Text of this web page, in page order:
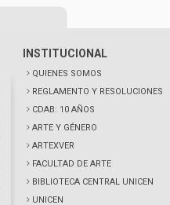
INSTITUCIONAL
QUIENES SOMOS
REGLAMENTO Y RESOLUCIONES
CDAB: 10 AÑOS
ARTE Y GÉNERO
ARTEXVER
FACULTAD DE ARTE
BIBLIOTECA CENTRAL UNICEN
UNICEN